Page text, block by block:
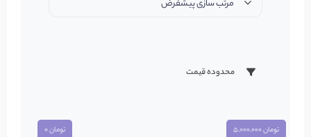
مرتب سازی پیشفرض
محدوده قیمت
تومان 0 تومان 5,000,000